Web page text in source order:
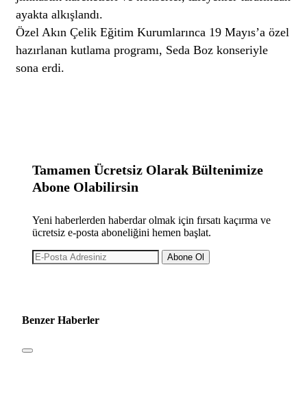
ayakta alkışlandı.
Özel Akın Çelik Eğitim Kurumlarınca 19 Mayıs’a özel
hazırlanan kutlama programı, Seda Boz konseriyle
sona erdi.
Tamamen Ücretsiz Olarak Bültenimize
Abone Olabilirsin
Yeni haberlerden haberdar olmak için fırsatı kaçırma ve
ücretsiz e-posta aboneliğini hemen başlat.
Abone Ol
Benzer Haberler